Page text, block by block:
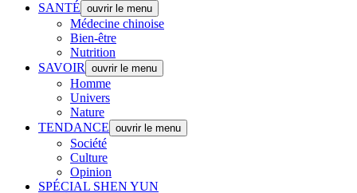
SANTÉ ouvrir le menu
Médecine chinoise
Bien-être
Nutrition
SAVOIR
ouvrir le menu
Homme
Univers
Nature
TENDANCE ouvrir le menu
Société
Culture
Opinion
SPÉCIAL SHEN YUN